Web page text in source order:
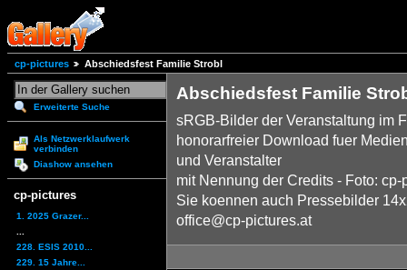
cp-pictures Abschiedsfest Familie Strobl
Erweiterte Suche
Als Netzwerklaufwerk
verbinden
Diashow ansehen
cp-pictures
1. 2025 Grazer...
228. ESIS 2010...
229. 15 Jahre...
Abschiedsfest Familie
sRGB-Bilder der Veranstaltung im
honorarfreier Download fuer
und Veranstalter
mit Nennung der Credits - Foto: cp-
Sie koennen auch Pressebilder
office@cp-pictures.at